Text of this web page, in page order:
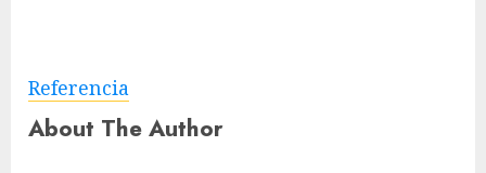
Referencia
About The Author